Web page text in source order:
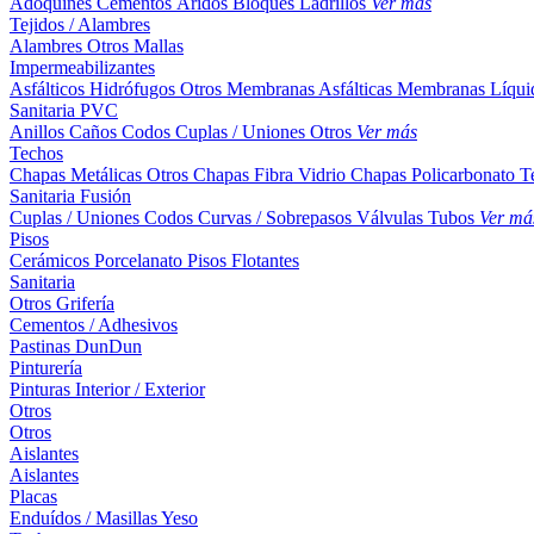
Tejidos / Alambres
Alambres Otros Mallas
Impermeabilizantes
Asfálticos Hidrófugos Otros Membranas Asfálticas Membranas
Sanitaria PVC
Anillos Caños Codos Cuplas / Uniones Otros Ver más
Techos
Chapas Metálicas Otros Chapas Fibra Vidrio Chapas Policarbonato
Sanitaria Fusión
Cuplas / Uniones Codos Curvas / Sobrepasos Válvulas Tubos Ver
Pisos
Cerámicos Porcelanato Pisos Flotantes
Sanitaria
Otros Grifería
Cementos / Adhesivos
Pastinas DunDun
Pinturería
Pinturas Interior / Exterior
Otros
Otros
Aislantes
Aislantes
Placas
Enduídos / MasillasYeso